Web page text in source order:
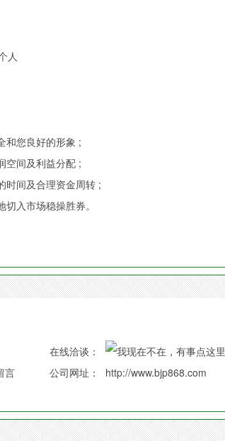
人
和您良好的形象 ;
空间及利益分配 ;
时间及合理资金周转 ;
入市场稳操胜券。
在线洽谈：
言 公司网址：
http://www.bjp868.com